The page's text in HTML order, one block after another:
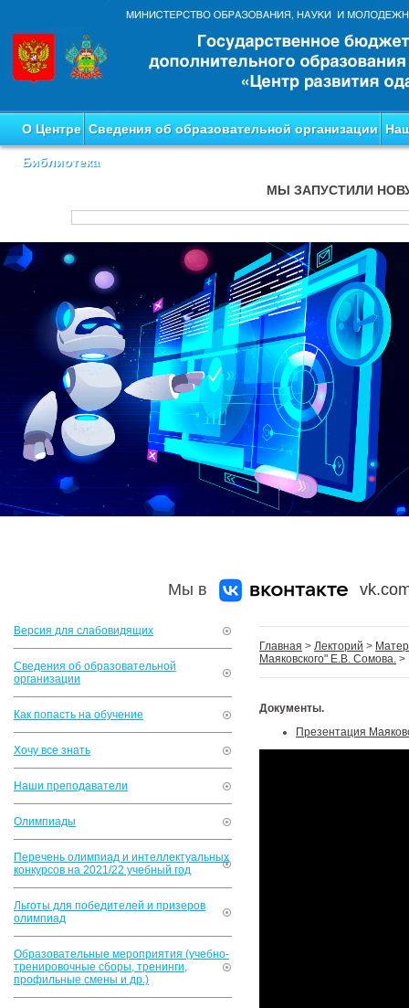
О Центре Сведения об образовательной организации
Библиотека
МЫ ЗАПУСТИЛИ
Мы в
Версия для слабовидящих
Сведения об образовательной
организации
Как попасть на обучение
Хочу все знать
Наши преподаватели
Олимпиады
Перечень олимпиад и интеллектуальных
конкурсов на 2021/22 учебный год
Льготы для победителей и призеров
олимпиад
Образовательные мероприятия (учебно-
тренировочные сборы, тренинги,
профильные смены и др.)
Главная > Лекторий >
Маяковского" Е.В. Сомова. >
Документы.
Презентация